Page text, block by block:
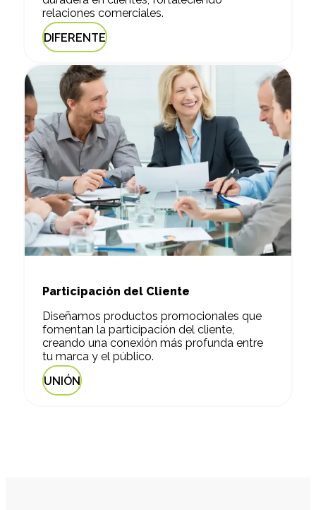
relaciones comerciales.
DIFERENTE
Participación del Cliente
Diseñamos productos promocionales que
fomentan la participación del cliente,
creando una conexión más profunda entre
tu marca y el público.
UNIÓN